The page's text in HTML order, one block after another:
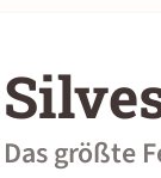
Das größte